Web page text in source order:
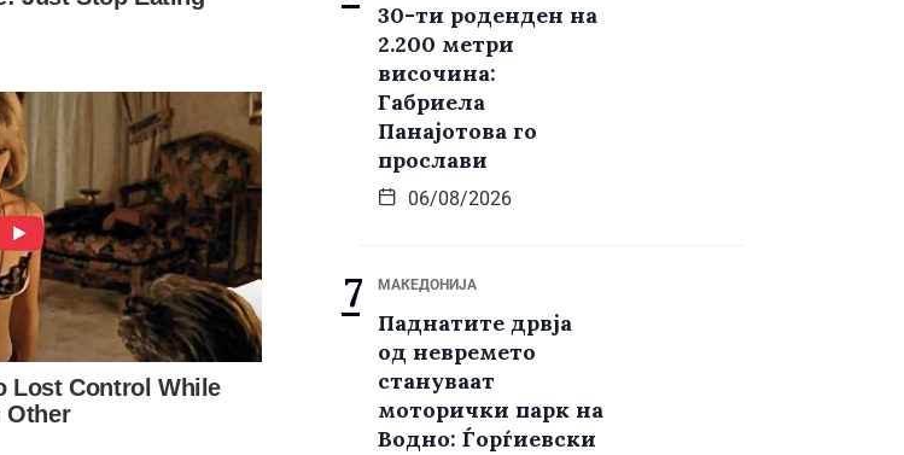
30-ти роденден на
2.200 метри
височина:
Габриела
Панајотова го
прослави
06/08/2026
МАКЕДОНИЈА
Паднатите дрвја
од невремето
стануваат
моторички парк на
Водно: Ѓорѓиевски